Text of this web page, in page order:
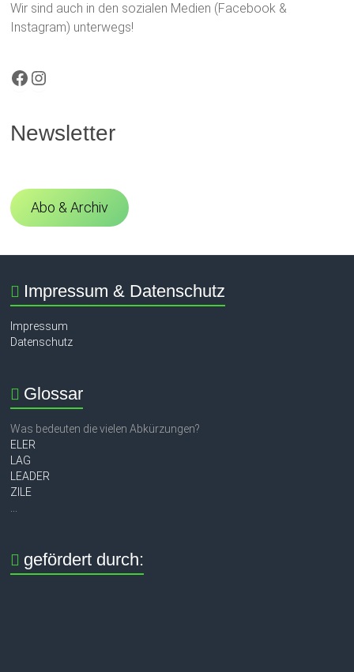
Wir sind auch in den sozialen Medien (Facebook &
Instagram) unterwegs!
Facebook
Instagram
Newsletter
Abo & Archiv
Impressum & Datenschutz
Impressum
Datenschutz
Glossar
Was bedeuten die vielen Abkürzungen?
ELER
LAG
LEADER
ZILE
gefördert durch: